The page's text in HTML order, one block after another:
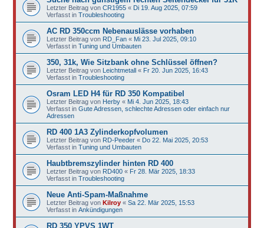
Letzter Beitrag von CR1955« Di 19. Aug 2025, 07:59
Verfasst in Troubleshooting
AC RD 350ccm Nebenauslässe vorhaben
Letzter Beitrag von RD_Fan« Mi 23. Jul 2025, 09:10
Verfasst in Tuning und Umbauten
350, 31k, Wie Sitzbank ohne Schlüssel öffnen?
Letzter Beitrag von Leichtmetall« Fr 20. Jun 2025, 16:43
Verfasst in Troubleshooting
Osram LED H4 für RD 350 Kompatibel
Letzter Beitrag von Herby« Mi 4. Jun 2025, 18:43
Verfasst in Gute Adressen, schlechte Adressen oder einfach nur
Adressen
RD 400 1A3 Zylinderkopfvolumen
Letzter Beitrag von RD-Peeder« Do 22. Mai 2025, 20:53
Verfasst in Tuning und Umbauten
Haubtbremszylinder hinten RD 400
Letzter Beitrag von RD400« Fr 28. Mär 2025, 18:33
Verfasst in Troubleshooting
Neue Anti-Spam-Maßnahme
Letzter Beitrag von Kilroy« Sa 22. Mär 2025, 15:53
Verfasst in Ankündigungen
RD 350 YPVS 1WT